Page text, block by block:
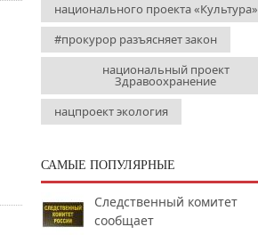
национального проекта «Культура»
#прокурор разъясняет закон
национальный проект
Здравоохранение
нацпроект экология
САМЫЕ ПОПУЛЯРНЫЕ
Следственный комитет
сообщает